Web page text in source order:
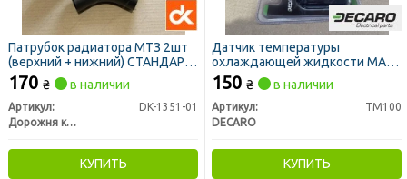
Патрубок радиатора МТЗ 2шт
(верхний + нижний) СТАНДАРТ
(ДК)
170 ₴ в наличии
Артикул:
DK-1351-01
Дорожня карта
КУПИТЬ
Датчик температуры
охлаждающей жидкости МАЗ,
ГАЗ, КРАЗ, ЗИЛ, МТЗ под болт
(DECARO)
150 ₴ в наличии
Артикул:
ТМ100
DECARO
КУПИТЬ